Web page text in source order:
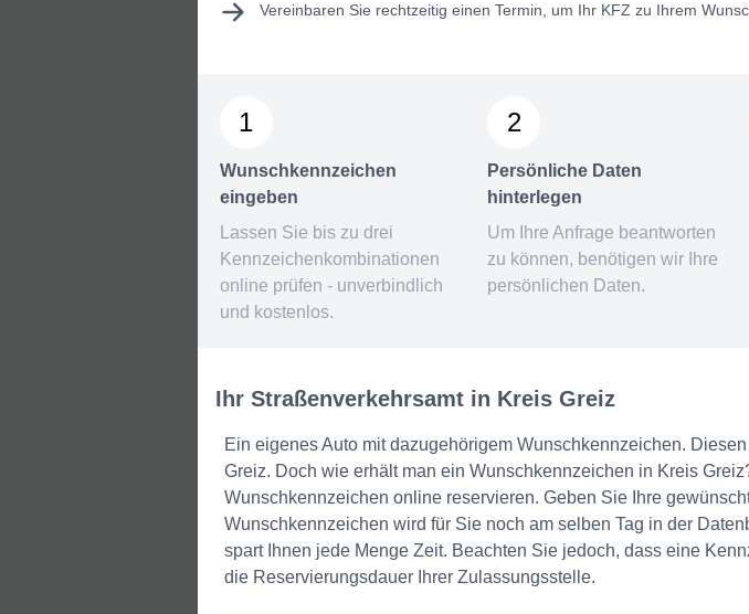
Vereinbaren Sie rechtzeitig einen Termin, um Ihr KFZ zu Ihrem
1
Wunschkennzeichen
eingeben
Lassen Sie bis zu drei
Kennzeichenkombinationen
online prüfen - unverbindlich
und kostenlos.
2
Persönliche Daten
hinterlegen
Um Ihre Anfrage beantworten
zu können, benötigen wir Ihre
persönlichen Daten.
Ihr Straßenverkehrsamt in Kreis Greiz
Ein eigenes Auto mit dazugehörigem Wunschkennzeichen.
Greiz. Doch wie erhält man ein Wunschkennzeichen in Kreis
Wunschkennzeichen online reservieren. Geben Sie Ihre
Wunschkennzeichen wird für Sie noch am selben Tag in der
spart Ihnen jede Menge Zeit. Beachten Sie jedoch, dass eine
die Reservierungsdauer Ihrer Zulassungsstelle.